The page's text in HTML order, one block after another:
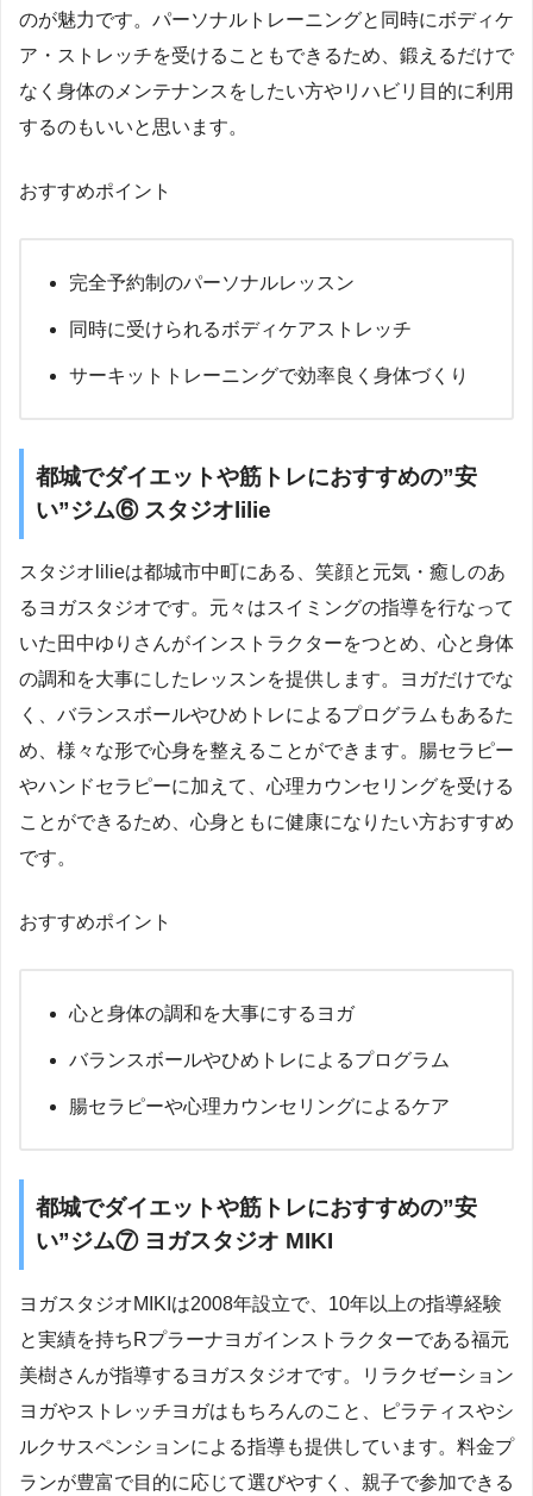
のが魅力です。パーソナルトレーニングと同時にボディケ
ア・ストレッチを受けることもできるため、鍛えるだけで
なく身体のメンテナンスをしたい方やリハビリ目的に利用
するのもいいと思います。
おすすめポイント
完全予約制のパーソナルレッスン
同時に受けられるボディケアストレッチ
サーキットトレーニングで効率良く身体づくり
都城でダイエットや筋トレにおすすめの”安
い”ジム⑥ スタジオlilie
スタジオlilieは都城市中町にある、笑顔と元気・癒しのあ
るヨガスタジオです。元々はスイミングの指導を行なって
いた田中ゆりさんがインストラクターをつとめ、心と身体
の調和を大事にしたレッスンを提供します。ヨガだけでな
く、バランスボールやひめトレによるプログラムもあるた
め、様々な形で心身を整えることができます。腸セラピー
やハンドセラピーに加えて、心理カウンセリングを受ける
ことができるため、心身ともに健康になりたい方おすすめ
です。
おすすめポイント
心と身体の調和を大事にするヨガ
バランスボールやひめトレによるプログラム
腸セラピーや心理カウンセリングによるケア
都城でダイエットや筋トレにおすすめの”安
い”ジム⑦ ヨガスタジオ MIKI
ヨガスタジオMIKIは2008年設立で、10年以上の指導経験
と実績を持ちRプラーナヨガインストラクターである福元
美樹さんが指導するヨガスタジオです。リラクゼーション
ヨガやストレッチヨガはもちろんのこと、ピラティスやシ
ルクサスペンションによる指導も提供しています。料金プ
ランが豊富で目的に応じて選びやすく、親子で参加できる